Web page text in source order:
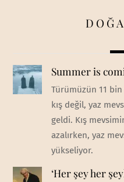
Summer is
Türümüzün 11
kış değil, yaz
geldi. Kış
azalırken, yaz
yükseliyor.
‘Her şey her